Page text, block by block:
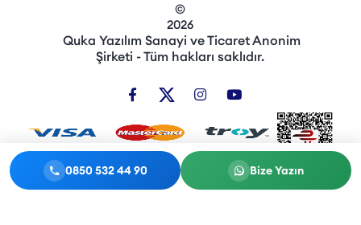
©
2026
Quka Yazılım Sanayi ve Ticaret Anonim
Şirketi - Tüm hakları saklıdır.
0850 532 44 90 Bize Yazın